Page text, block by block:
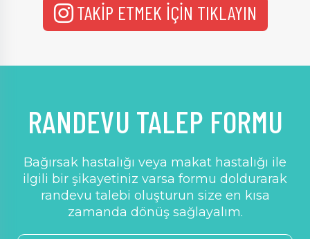
TAKİP ETMEK İÇİN TIKLAYIN
RANDEVU TALEP FORMU
Bağırsak hastalığı veya makat hastalığı ile
ilgili bir şikayetiniz varsa formu doldurarak
randevu talebi oluşturun size en kısa
zamanda dönüş sağlayalım.